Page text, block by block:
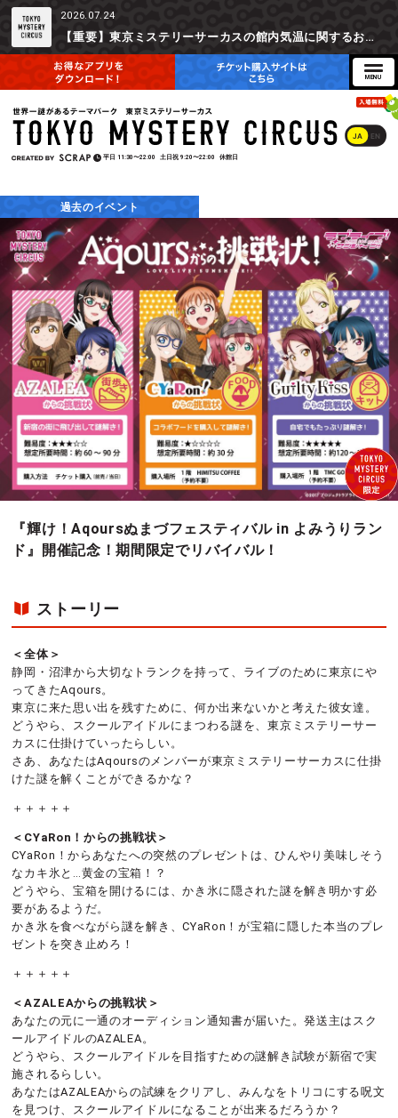
2026.07.24
【重要】東京ミステリーサーカスの館内気温に関するお詫びとご参加辞退時の返金対応について
JA EN
平日 11:30〜22:00 土日祝 9:20〜22:00 休館日
過去のイベント
『輝け！Aqoursぬまづフェスティバル in よみうりラン
ド』開催記念！期間限定でリバイバル！
ストーリー
＜全体＞
静岡・沼津から大切なトランクを持って、ライブのために東京にや
ってきたAqours。
東京に来た思い出を残すために、何か出来ないかと考えた彼女達。
どうやら、スクールアイドルにまつわる謎を、東京ミステリーサー
カスに仕掛けていったらしい。
さあ、あなたはAqoursのメンバーが東京ミステリーサーカスに仕掛
けた謎を解くことができるかな？
＋＋＋＋＋
＜CYaRon！からの挑戦状＞
CYaRon！からあなたへの突然のプレゼントは、ひんやり美味しそう
なカキ氷と…黄金の宝箱！？
どうやら、宝箱を開けるには、かき氷に隠された謎を解き明かす必
要があるようだ。
かき氷を食べながら謎を解き、CYaRon！が宝箱に隠した本当のプレ
ゼントを突き止めろ！
＋＋＋＋＋
＜AZALEAからの挑戦状＞
あなたの元に一通のオーディション通知書が届いた。発送主はスク
ールアイドルのAZALEA。
どうやら、スクールアイドルを目指すための謎解き試験が新宿で実
施されるらしい。
あなたはAZALEAからの試練をクリアし、みんなをトリコにする呪文
を見つけ、スクールアイドルになることが出来るだろうか？